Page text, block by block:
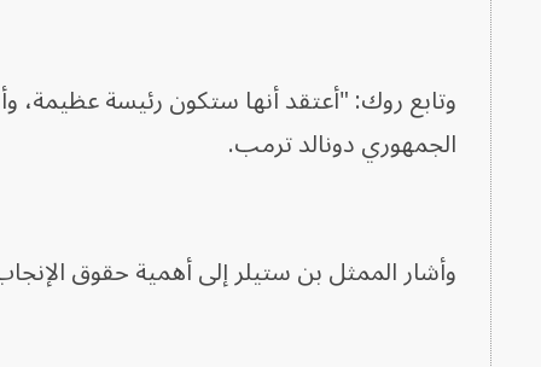
وتابع روك: "أعتقد أنها ستكون رئيسة عظيمة،
الجمهوري دونالد ترمب.
وأشار الممثل بن ستيلر إلى أهمية حقوق